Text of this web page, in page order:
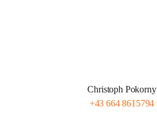
Christoph Pokorny
+43 664 8615794